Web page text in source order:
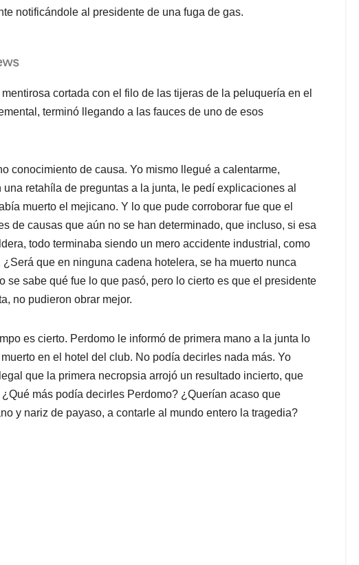
notificándole al presidente de una fuga de gas.
cortada con el filo de las tijeras de la peluquería en el
terminó llegando a las fauces de uno de esos
conocimiento de causa. Yo mismo llegué a calentarme,
retahíla de preguntas a la junta, le pedí explicaciones al
muerto el mejicano. Y lo que pude corroborar fue que el
de causas que aún no se han determinado, que incluso, si esa
todo terminaba siendo un mero accidente industrial, como
que en ninguna cadena hotelera, se ha muerto nunca
se sabe qué fue lo que pasó, pero lo cierto es que el presidente
no pudieron obrar mejor.
es cierto. Perdomo le informó de primera mano a la junta lo
en el hotel del club. No podía decirles nada más. Yo
que la primera necropsia arrojó un resultado incierto, que
más podía decirles Perdomo? ¿Querían acaso que
y nariz de payaso, a contarle al mundo entero la tragedia?